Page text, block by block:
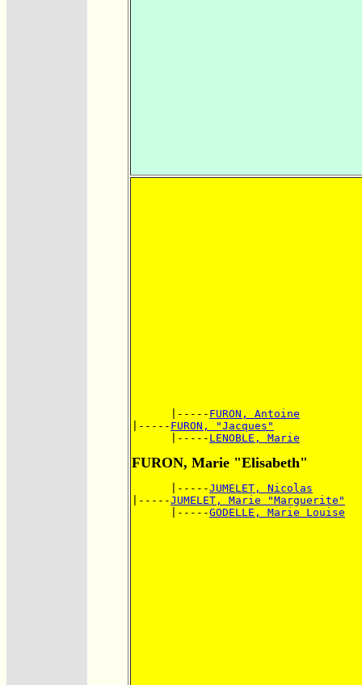
      |-----
FURON, Antoine
|----- FURON, "Jacques"
      |-----
LENOBLE, Marie
FURON, Marie "Elisabeth"
      |-----
JUMELET, Nicolas
|-----JUMELET, Marie "Marguerite"
      |-----
GODELLE, Marie Louise